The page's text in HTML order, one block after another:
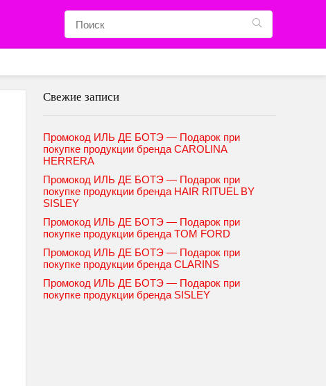
Свежие записи
Промокод ИЛЬ ДЕ БОТЭ — Подарок при
покупке продукции бренда CAROLINA
HERRERA
Промокод ИЛЬ ДЕ БОТЭ — Подарок при
покупке продукции бренда HAIR RITUEL BY
SISLEY
Промокод ИЛЬ ДЕ БОТЭ — Подарок при
покупке продукции бренда TOM FORD
Промокод ИЛЬ ДЕ БОТЭ — Подарок при
покупке продукции бренда CLARINS
Промокод ИЛЬ ДЕ БОТЭ — Подарок при
покупке продукции бренда SISLEY